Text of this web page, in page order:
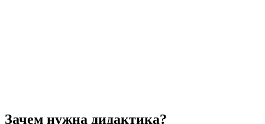
Зачем нужна дидактика?